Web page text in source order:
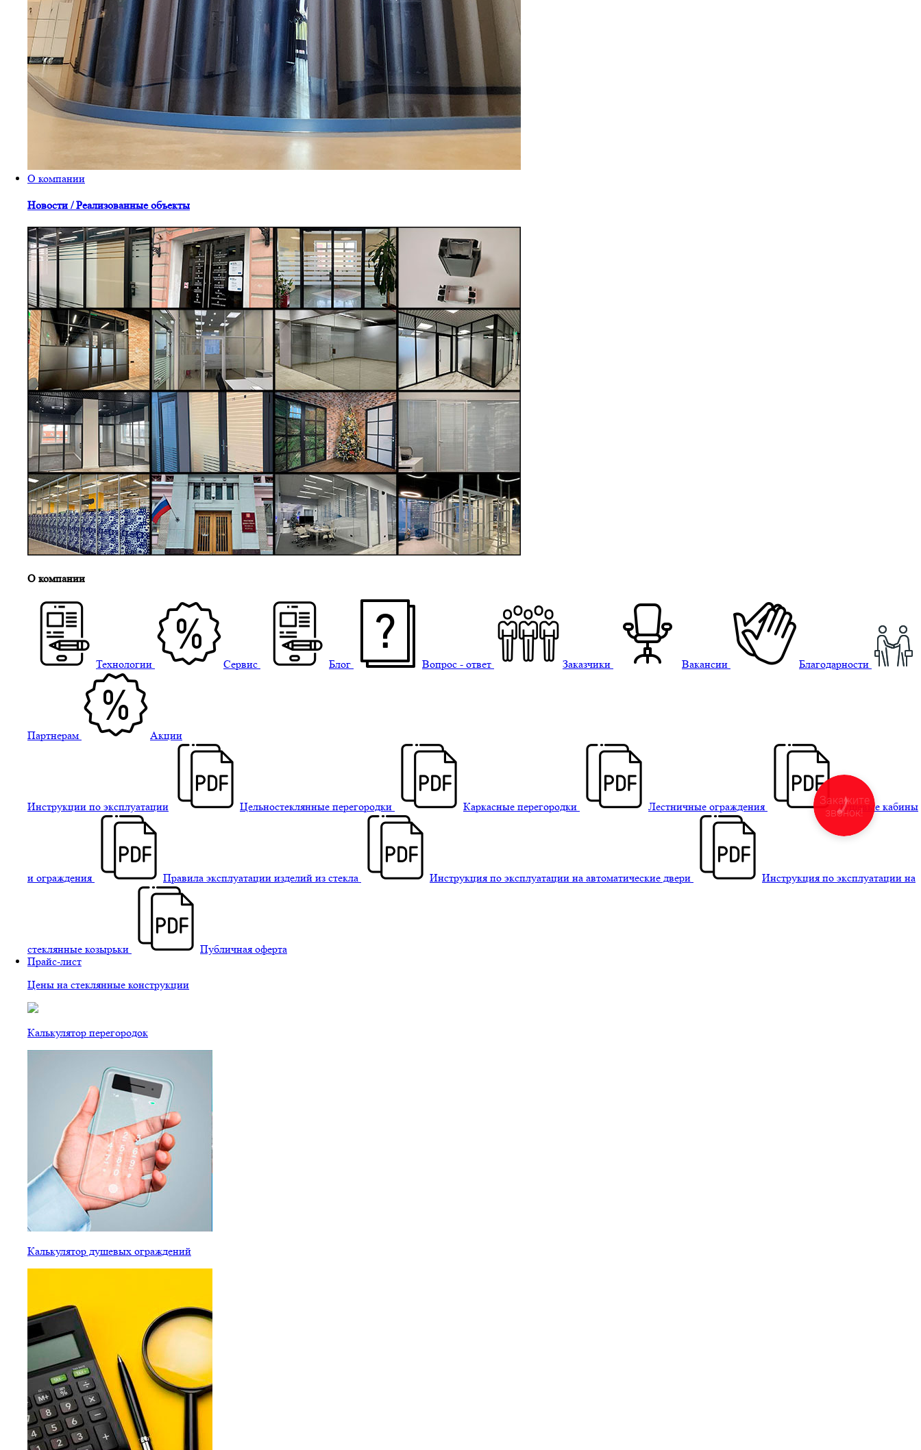
О компании
Новости / Реализованные объекты
О компании
Технологии Сервис Блог Вопрос - ответ Заказчики Вакансии Благодарности
Партнерам Акции
Инструкции по эксплуатации Цельностеклянные перегородки Каркасные перегородки Лестничные ограждения Душевые кабины
и ограждения Правила эксплуатации изделий из стекла Инструкция по эксплуатации на автоматические двери Инструкция по эксплуатации на
стеклянные козырьки
Публичная оферта
Прайс-лист
Цены на стеклянные конструкции
Калькулятор перегородок
Калькулятор душевых ограждений
Закажите
звонок!